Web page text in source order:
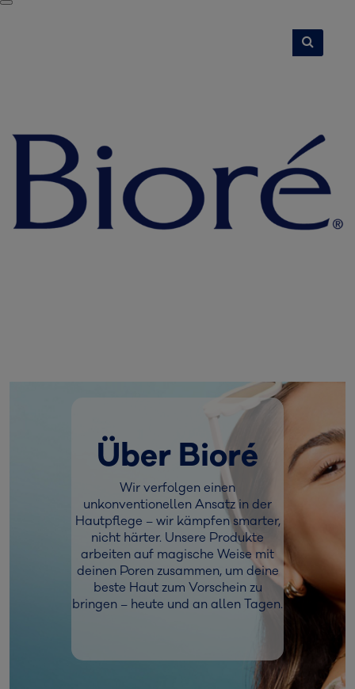
Über Bioré
Wir verfolgen einen
unkonventionellen Ansatz in der
Hautpflege – wir kämpfen smarter,
nicht härter. Unsere Produkte
arbeiten auf magische Weise mit
deinen Poren zusammen, um deine
beste Haut zum Vorschein zu
bringen – heute und an allen Tagen.